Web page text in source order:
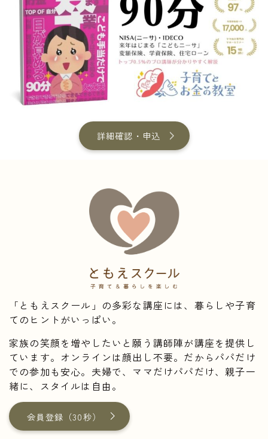
詳細確認・申込
「ともえスクール」の多彩な講座には、暮らしや子育
てのヒントがいっぱい。
家族の笑顔を増やしたいと願う講師陣が講座を提供し
ています。オンラインは顔出し不要。だからパパだけ
での参加も安心。夫婦で、ママだけパパだけ、親子一
緒に、スタイルは自由。
会員登録（30秒）